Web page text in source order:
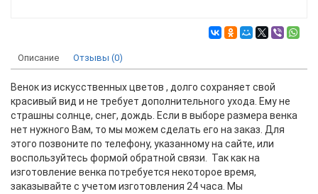
Описание Отзывы (0)
Венок из искусственных цветов , долго сохраняет свой
красивый вид и не требует дополнительного ухода. Ему не
страшны солнце, снег, дождь. Если в выборе размера венка
нет нужного Вам, то мы можем сделать его на заказ. Для
этого позвоните по телефону, указанному на сайте, или
воспользуйтесь формой обратной связи. Так как на
изготовление венка потребуется некоторое время,
заказывайте с учетом изготовления 24 часа. Мы